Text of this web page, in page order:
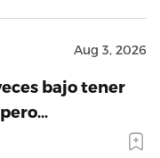
Aug 3, 2026
bajo tener